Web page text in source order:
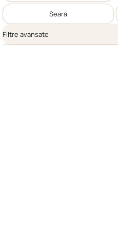
Seară
Filtre avansate